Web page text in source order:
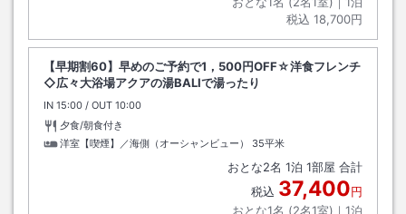
税込 18,700円
【早期割60】早めのご予約で1，500円OFF☆洋食フレンチ
◇広々大浴場アクアの湯BALIで湯ったり
IN チェックイン
15:00 / OUT チェックアウト
10:00
夕食/朝食付き
洋室【喫煙】／海側（オーシャンビュー）
35平米
おとな2名 1泊 1部屋 合計
税込 37,400円
おとな1名 (2名1室)｜ 1泊